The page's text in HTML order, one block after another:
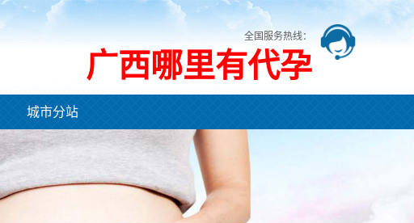
全国服务热线：
广西哪里有代孕
城市分站